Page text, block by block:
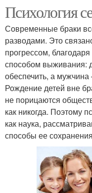
Психология
Современные браки
разводами. Это
прогрессом,
способом выживания:
обеспечить, а
Рождение детей вне
не порицаются
как никогда. Поэтому
как наука,
способы ее